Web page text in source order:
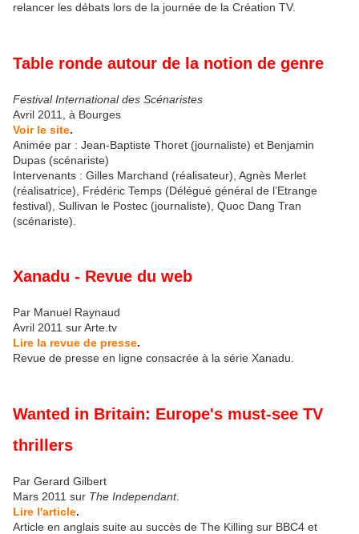
relancer les débats lors de la journée de la Création TV.
Table ronde autour de la notion de genre
Festival International des Scénaristes
Avril 2011, à Bourges
Voir le site.
Animée par : Jean-Baptiste Thoret (journaliste) et Benjamin
Dupas (scénariste)
Intervenants : Gilles Marchand (réalisateur), Agnès Merlet
(réalisatrice), Frédéric Temps (Délégué général de l’Etrange
festival), Sullivan le Postec (journaliste), Quoc Dang Tran
(scénariste).
Xanadu - Revue du web
Par Manuel Raynaud
Avril 2011 sur Arte.tv
Lire la revue de presse.
Revue de presse en ligne consacrée à la série Xanadu.
Wanted in Britain: Europe's must-see TV
thrillers
Par Gerard Gilbert
Mars 2011 sur The Independant.
Lire l'article.
Article en anglais suite au succès de The Killing sur BBC4 et